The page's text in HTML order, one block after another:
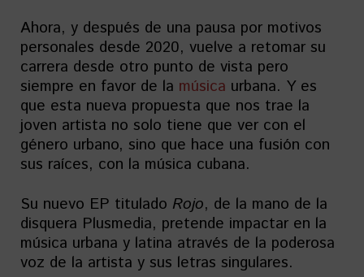
Ahora, y después de una pausa por motivos
personales desde 2020, vuelve a retomar su
carrera desde otro punto de vista pero
siempre en favor de la música urbana. Y es
que esta nueva propuesta que nos trae la
joven artista no solo tiene que ver con el
género urbano, sino que hace una fusión con
sus raíces, con la música cubana.
Su nuevo EP titulado Rojo, de la mano de la
disquera Plusmedia, pretende impactar en la
música urbana y latina através de la poderosa
voz de la artista y sus letras singulares.